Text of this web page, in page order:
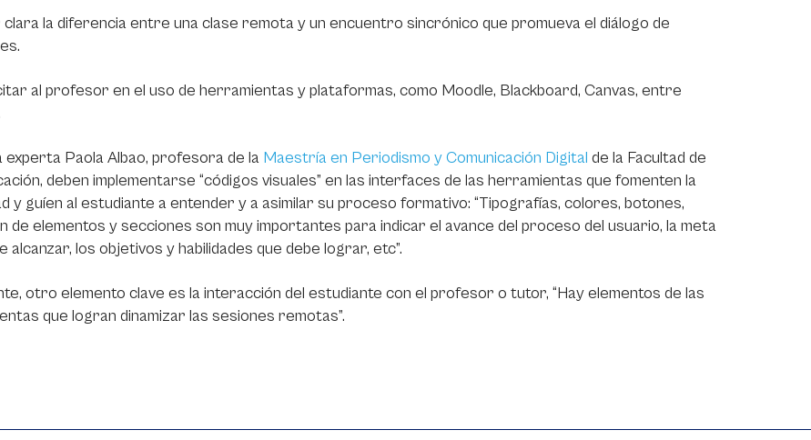
clara la diferencia entre una clase remota y un encuentro sincrónico que promueva el diálogo de
al profesor en el uso de herramientas y plataformas, como Moodle, Blackboard, Canvas, entre
experta Paola Albao, profesora de la Maestría en Periodismo y Comunicación Digital de la Facultad de
deben implementarse “códigos visuales” en las interfaces de las herramientas que fomenten la
y guíen al estudiante a entender y a asimilar su proceso formativo: “Tipografías, colores, botones,
de elementos y secciones son muy importantes para indicar el avance del proceso del usuario, la meta
alcanzar, los objetivos y habilidades que debe lograr, etc”.
otro elemento clave es la interacción del estudiante con el profesor o tutor, “Hay elementos de las
que logran dinamizar las sesiones remotas”.